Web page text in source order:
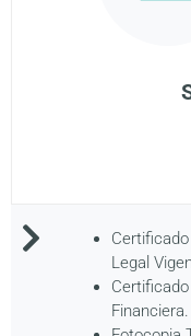
Legal
Financiera.